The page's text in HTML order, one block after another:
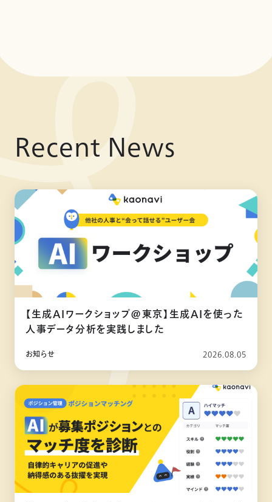
Recent News
【生成AIワークショップ@東京】生成AIを使った
人事データ分析を実践しました
お知らせ 2026.08.05